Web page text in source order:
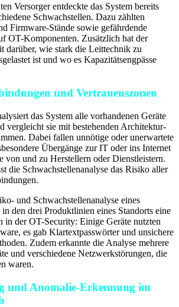
Versorger entdeckte das System bereits
Schwachstellen. Dazu zählten
Firmware-Stände sowie gefährdende
OT-Komponenten. Zusätzlich hat der
darüber, wie stark die Leittechnik zu
ist und wo es Kapazitätsengpässe
und Vertrauenszonen
das System alle vorhandenen Geräte
vergleicht sie mit bestehenden Architektur-
Dabei fallen unnötige oder unerwartete
Übergänge zur IT oder ins Internet
von und zu Herstellern oder Dienstleistern.
die Schwachstellenanalyse das Risiko aller
und Schwachstellenanalyse eines
in den drei Produktlinien eines Standorts eine
in der OT-Security: Einige Geräte nutzten
es gab Klartextpasswörter und unsichere
Zudem erkannte die Analyse mehrere
und verschiedene Netzwerkstörungen, die
waren.
und Anomalie-Erkennung im